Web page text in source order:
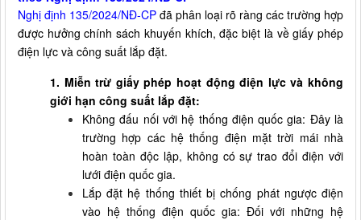
Nghị định 135/2024/NĐ-CP đã phân loại rõ ràng các trường hợp
được hưởng chính sách khuyến khích, đặc biệt là về giấy phép
điện lực và công suất lắp đặt.
1. Miễn trừ giấy phép hoạt động điện lực và không
giới hạn công suất lắp đặt:
Không đấu nối với hệ thống điện quốc gia: Đây là
trường hợp các hệ thống điện mặt trời mái nhà
hoàn toàn độc lập, không có sự trao đổi điện với
lưới điện quốc gia.
Lắp đặt hệ thống thiết bị chống phát ngược điện
vào hệ thống điện quốc gia: Đối với những hệ